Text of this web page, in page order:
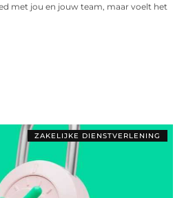
met jou en jouw team, maar voelt het
ZAKELIJKE DIENSTVERLENING